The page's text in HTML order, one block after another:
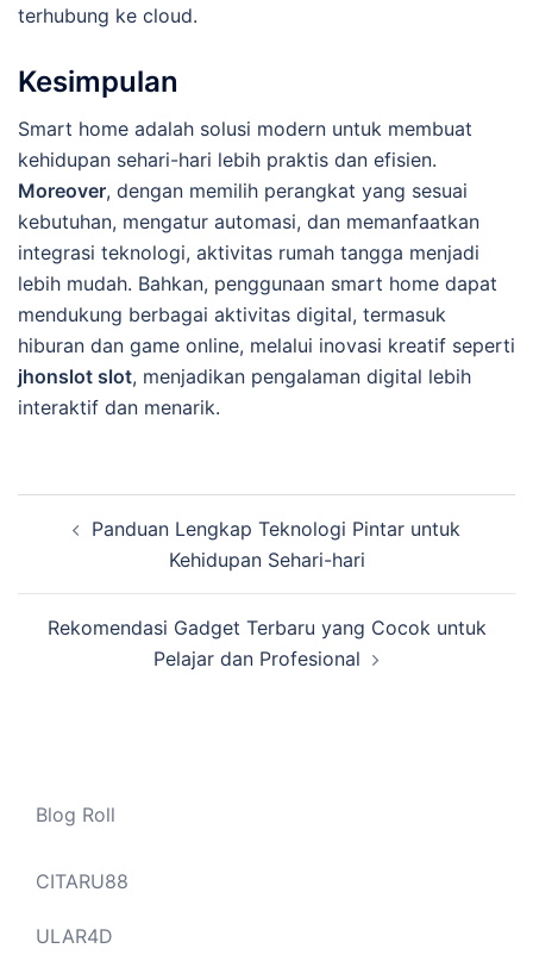
terhubung ke cloud.
Kesimpulan
Smart home adalah solusi modern untuk membuat
kehidupan sehari-hari lebih praktis dan efisien.
Moreover, dengan memilih perangkat yang sesuai
kebutuhan, mengatur automasi, dan memanfaatkan
integrasi teknologi, aktivitas rumah tangga menjadi
lebih mudah. Bahkan, penggunaan smart home dapat
mendukung berbagai aktivitas digital, termasuk
hiburan dan game online, melalui inovasi kreatif seperti
jhonslot slot, menjadikan pengalaman digital lebih
interaktif dan menarik.
TulisanPanduan Lengkap Teknologi Pintar untuk
Kehidupan Sehari-hari
Rekomendasi Gadget Terbaru yang Cocok untuk
Pelajar dan Profesional
Blog Roll
CITARU88
ULAR4D